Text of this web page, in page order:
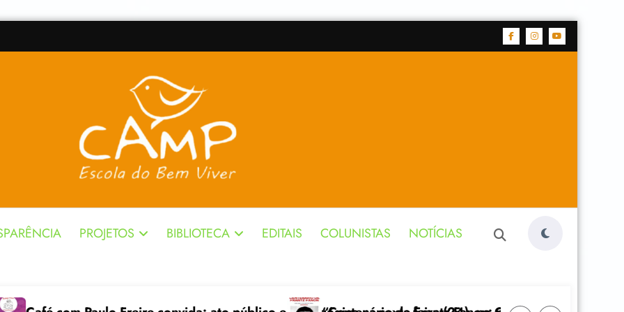
PROJETOS BIBLIOTECA EDITAIS COLUNISTAS NOTÍCIAS